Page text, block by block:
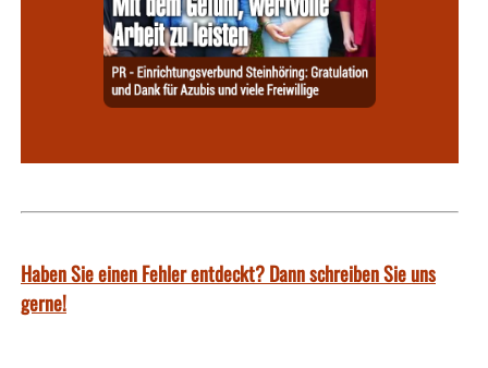
Haben Sie einen Fehler entdeckt? Dann schreiben Sie uns
gerne!